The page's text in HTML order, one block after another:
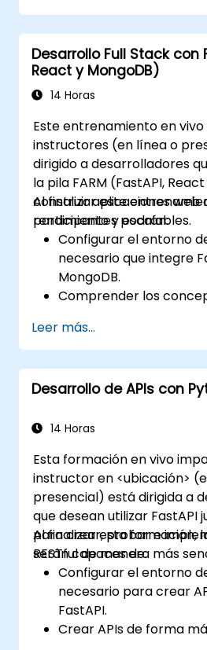
de datos.
Ejecutar operaciones
analizar datos de
Visualizar datos
otras bibliotecas de
de datos.
Desarrollo Full Stack con
React y MongoDB)
14 Horas
Este entrenamiento en
instructores (en línea o
dirigido a desarrolladores
la pila FARM (FastAPI,
construir aplicaciones web
rendimiento y escalables.
Al finalizar este
participantes podrán:
Configurar el entorno
necesario que integre
MongoDB.
Comprender los
FARM.
Aprender a construir
FastAPI.
Aprender a diseñar
Desarrollar, probar e
utilizando la pila FARM.
Leer más...
Desarrollo de APIs con
14 Horas
Esta formación en vivo
instructor en <ubicación>
presencial) está dirigida a
que desean utilizar FastAPI
para crear, probar e
RESTful de manera más
Al finalizar esta formación,
serán capaces de:
Configurar el entorno
necesario para crear
FastAPI.
Crear APIs de forma